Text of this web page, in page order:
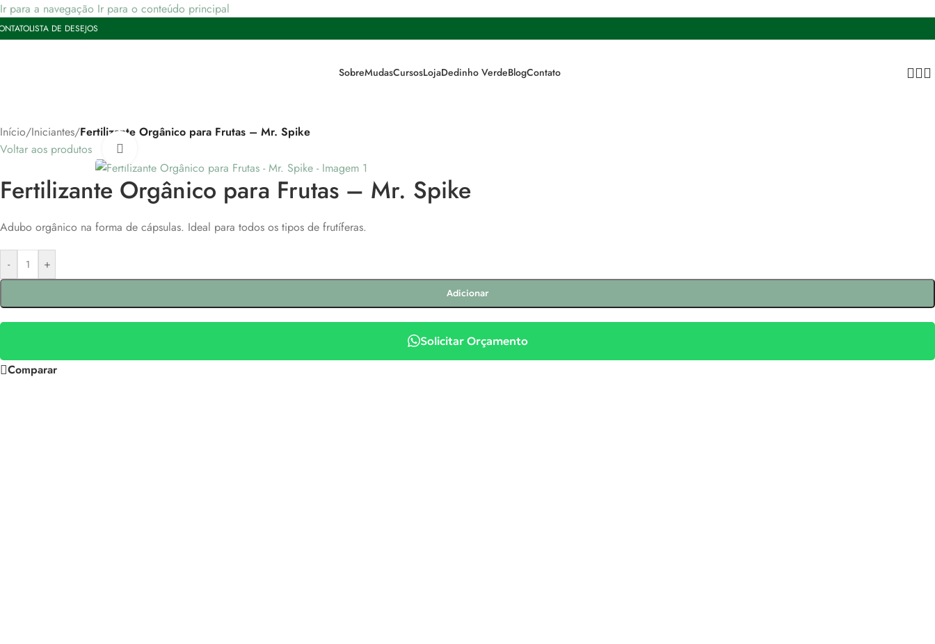
Ir para a navegação Ir para o conteúdo principal
LISTA DE DESEJOS
SobreMudasCursosLojaDedinho VerdeBlogContato
Início/Iniciantes/Fertilizante Orgânico para Frutas – Mr. Spike
Voltar aos produtos
Fertilizante Orgânico para Frutas – Mr. Spike
Adubo orgânico na forma de cápsulas. Ideal para todos os tipos de frutíferas.
- +
Adicionar
Solicitar Orçamento
Comparar